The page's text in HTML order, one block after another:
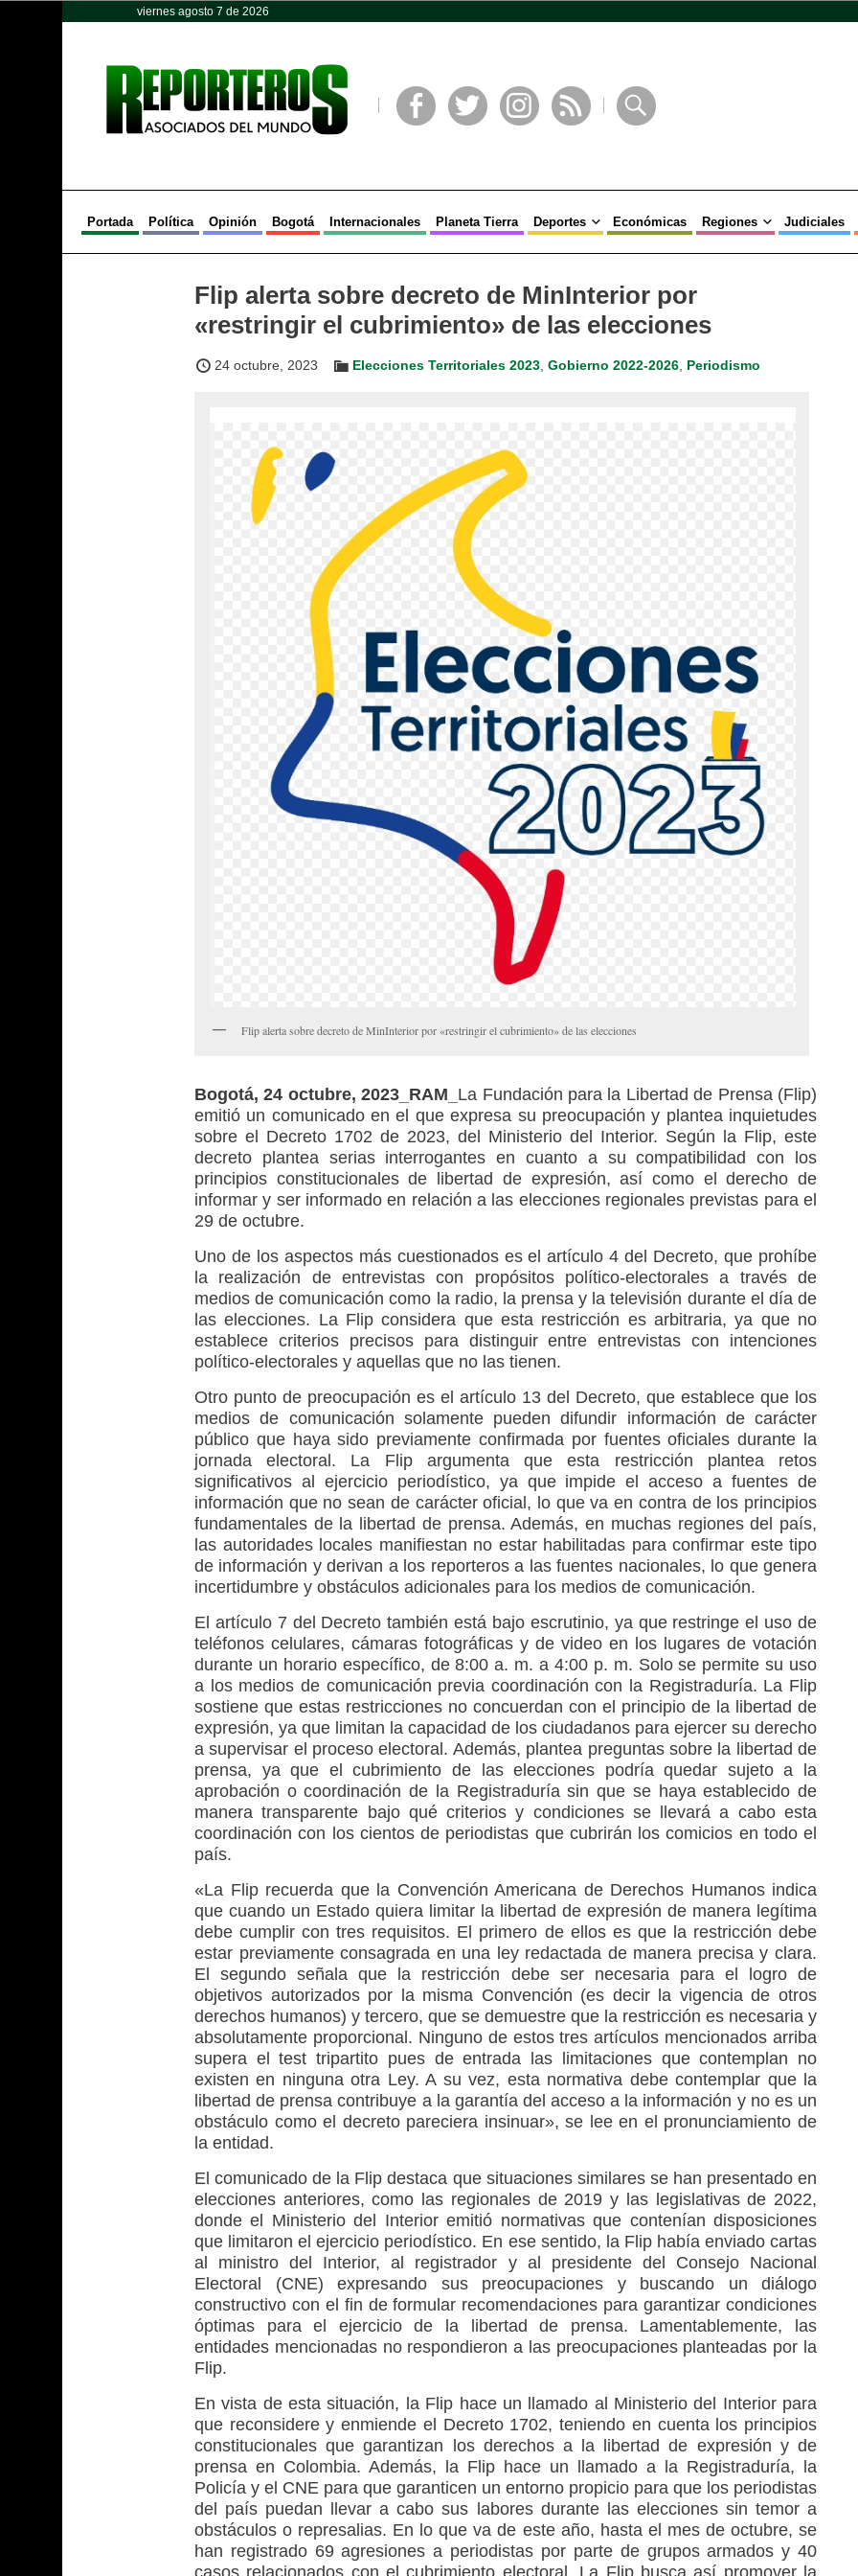
viernes agosto 7 de 2026
Portada Política Opinión Bogotá Internacionales Planeta Tierra Deportes Económicas Regiones Judiciales
Flip alerta sobre decreto de MinInterior por
«restringir el cubrimiento» de las elecciones
24 octubre, 2023 Elecciones Territoriales 2023 Gobierno 2022-2026 Periodismo
Flip alerta sobre decreto de MinInterior por «restringir el cubrimiento» de las elecciones
Bogotá, 24 octubre, 2023_RAM_ La Fundación para la Libertad de Prensa (Flip)
emitió un comunicado en el que expresa su preocupación y plantea inquietudes
sobre el Decreto 1702 de 2023, del Ministerio del Interior. Según la Flip, este
decreto plantea serias interrogantes en cuanto a su compatibilidad con los
principios constitucionales de libertad de expresión, así como el derecho de
informar y ser informado en relación a las elecciones regionales previstas para el
29 de octubre.
Uno de los aspectos más cuestionados es el artículo 4 del Decreto, que prohíbe
la realización de entrevistas con propósitos político-electorales a través de
medios de comunicación como la radio, la prensa y la televisión durante el día de
las elecciones. La Flip considera que esta restricción es arbitraria, ya que no
establece criterios precisos para distinguir entre entrevistas con intenciones
político-electorales y aquellas que no las tienen.
Otro punto de preocupación es el artículo 13 del Decreto, que establece que los
medios de comunicación solamente pueden difundir información de carácter
público que haya sido previamente confirmada por fuentes oficiales durante la
jornada electoral. La Flip argumenta que esta restricción plantea retos
significativos al ejercicio periodístico, ya que impide el acceso a fuentes de
información que no sean de carácter oficial, lo que va en contra de los principios
fundamentales de la libertad de prensa. Además, en muchas regiones del país,
las autoridades locales manifiestan no estar habilitadas para confirmar este tipo
de información y derivan a los reporteros a las fuentes nacionales, lo que genera
incertidumbre y obstáculos adicionales para los medios de comunicación.
El artículo 7 del Decreto también está bajo escrutinio, ya que restringe el uso de
teléfonos celulares, cámaras fotográficas y de video en los lugares de votación
durante un horario específico, de 8:00 a. m. a 4:00 p. m. Solo se permite su uso
a los medios de comunicación previa coordinación con la Registraduría. La Flip
sostiene que estas restricciones no concuerdan con el principio de la libertad de
expresión, ya que limitan la capacidad de los ciudadanos para ejercer su derecho
a supervisar el proceso electoral. Además, plantea preguntas sobre la libertad de
prensa, ya que el cubrimiento de las elecciones podría quedar sujeto a la
aprobación o coordinación de la Registraduría sin que se haya establecido de
manera transparente bajo qué criterios y condiciones se llevará a cabo esta
coordinación con los cientos de periodistas que cubrirán los comicios en todo el
país.
«La Flip recuerda que la Convención Americana de Derechos Humanos indica
que cuando un Estado quiera limitar la libertad de expresión de manera legítima
debe cumplir con tres requisitos. El primero de ellos es que la restricción debe
estar previamente consagrada en una ley redactada de manera precisa y clara.
El segundo señala que la restricción debe ser necesaria para el logro de
objetivos autorizados por la misma Convención (es decir la vigencia de otros
derechos humanos) y tercero, que se demuestre que la restricción es necesaria y
absolutamente proporcional. Ninguno de estos tres artículos mencionados arriba
supera el test tripartito pues de entrada las limitaciones que contemplan no
existen en ninguna otra Ley. A su vez, esta normativa debe contemplar que la
libertad de prensa contribuye a la garantía del acceso a la información y no es un
obstáculo como el decreto pareciera insinuar», se lee en el pronunciamiento de
la entidad.
El comunicado de la Flip destaca que situaciones similares se han presentado en
elecciones anteriores, como las regionales de 2019 y las legislativas de 2022,
donde el Ministerio del Interior emitió normativas que contenían disposiciones
que limitaron el ejercicio periodístico. En ese sentido, la Flip había enviado cartas
al ministro del Interior, al registrador y al presidente del Consejo Nacional
Electoral (CNE) expresando sus preocupaciones y buscando un diálogo
constructivo con el fin de formular recomendaciones para garantizar condiciones
óptimas para el ejercicio de la libertad de prensa. Lamentablemente, las
entidades mencionadas no respondieron a las preocupaciones planteadas por la
Flip.
En vista de esta situación, la Flip hace un llamado al Ministerio del Interior para
que reconsidere y enmiende el Decreto 1702, teniendo en cuenta los principios
constitucionales que garantizan los derechos a la libertad de expresión y de
prensa en Colombia. Además, la Flip hace un llamado a la Registraduría, la
Policía y el CNE para que garanticen un entorno propicio para que los periodistas
del país puedan llevar a cabo sus labores durante las elecciones sin temor a
obstáculos o represalias. En lo que va de este año, hasta el mes de octubre, se
han registrado 69 agresiones a periodistas por parte de grupos armados y 40
casos relacionados con el cubrimiento electoral. La Flip busca así promover la
Opinión Política